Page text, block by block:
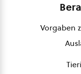
Vorgaben